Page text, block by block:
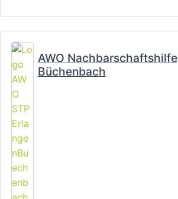
AWO Nachbarschaftshilfe
Büchenbach